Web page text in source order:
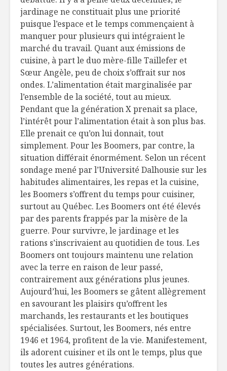
jardinage ne constituait plus une priorité
puisque l’espace et le temps commençaient à
manquer pour plusieurs qui intégraient le
marché du travail. Quant aux émissions de
cuisine, à part le duo mère-fille Taillefer et
Sœur Angèle, peu de choix s’offrait sur nos
ondes. L’alimentation était marginalisée par
l’ensemble de la société, tout au mieux.
Pendant que la génération X prenait sa place,
l’intérêt pour l’alimentation était à son plus bas.
Elle prenait ce qu’on lui donnait, tout
simplement. Pour les Boomers, par contre, la
situation différait énormément. Selon un récent
sondage mené par l’Université Dalhousie sur les
habitudes alimentaires, les repas et la cuisine,
les Boomers s’offrent du temps pour cuisiner,
surtout au Québec. Les Boomers ont été élevés
par des parents frappés par la misère de la
guerre. Pour survivre, le jardinage et les
rations s’inscrivaient au quotidien de tous. Les
Boomers ont toujours maintenu une relation
avec la terre en raison de leur passé,
contrairement aux générations plus jeunes.
Aujourd’hui, les Boomers se gâtent allègrement
en savourant les plaisirs qu’offrent les
marchands, les restaurants et les boutiques
spécialisées. Surtout, les Boomers, nés entre
1946 et 1964, profitent de la vie. Manifestement,
ils adorent cuisiner et ils ont le temps, plus que
toutes les autres générations.